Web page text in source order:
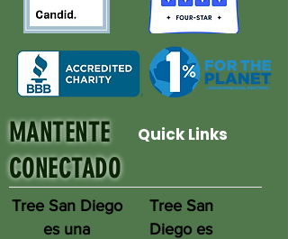
MANTENTE
CONECTADO
Quick Links
Tree San Diego
es una
Tree San
Diego es